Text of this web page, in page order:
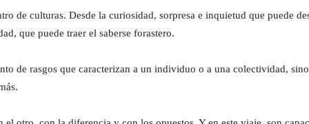
de culturas. Desde la curiosidad, sorpresa e inquietud que puede
que puede traer el saberse forastero.
de rasgos que caracterizan a un individuo o a una colectividad,